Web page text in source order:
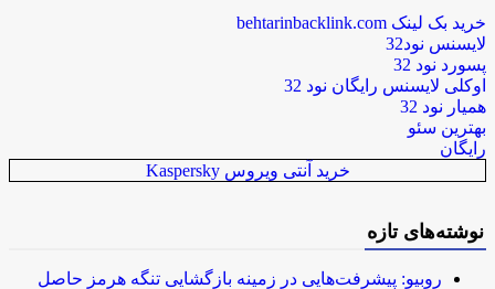
خرید بک لینک behtarinbacklink.com
لایسنس نود32
پسورد نود 32
اوکلی لایسنس رایگان نود 32
همیار نود 32
بهترین سئو
رایگان
خرید آنتی ویروس Kaspersky
نوشته‌های تازه
روبیو: پیشرفت‌هایی در زمینه بازگشایی تنگه هرمز حاصل